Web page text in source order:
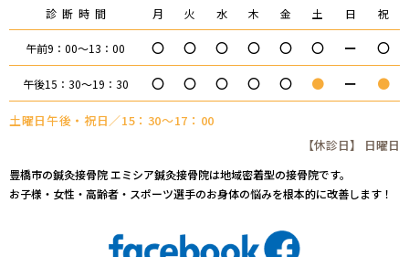
診断時間 月 火 水 木 金 土 日 祝
午前9：00～13：00 〇 〇 〇 〇 〇 〇 ー 〇
午後15：30～19：30 〇 〇 〇 〇 〇 ● ー ●
土曜日午後・祝日／15：30～17：00
【休診日】 日曜日
豊橋市の鍼灸接骨院 エミシア鍼灸接骨院は地域密着型の接骨院です。
お子様・女性・高齢者・スポーツ選手のお身体の悩みを根本的に改善します！